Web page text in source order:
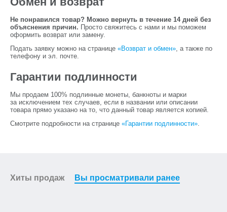
Не понравился товар? Можно вернуть в течение 14 дней без
объяснения причин. Просто свяжитесь с нами и мы поможем
оформить возврат или замену.
Подать заявку можно на странице «Возврат и обмен», а также по
телефону и эл. почте.
Гарантии подлинности
Мы продаем 100% подлинные монеты, банкноты и марки
за исключением тех случаев, если в названии или описании
товара прямо указано на то, что данный товар является копией.
Смотрите подробности на странице «Гарантии подлинности».
Хиты продаж Вы просматривали ранее